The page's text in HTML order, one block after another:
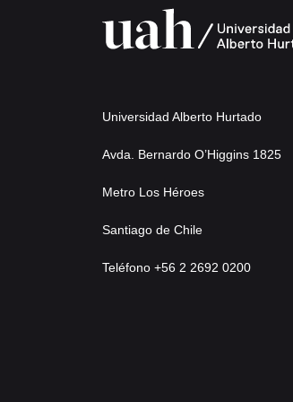
Universidad Alberto Hurtado
Avda. Bernardo O’Higgins 1825
Metro Los Héroes
Santiago de Chile
Teléfono +56 2 2692 0200